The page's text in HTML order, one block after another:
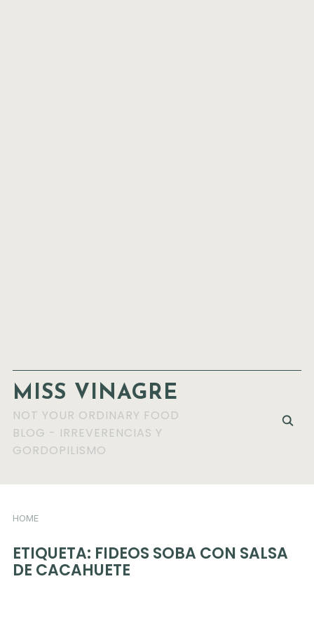
MISS VINAGRE
NOT YOUR ORDINARY FOOD
BLOG - IRREVERENCIAS Y
GORDOPILISMO
HOME
ETIQUETA: FIDEOS SOBA CON SALSA
DE CACAHUETE